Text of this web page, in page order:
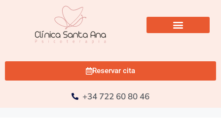
Reservar cita
+34 722 60 80 46